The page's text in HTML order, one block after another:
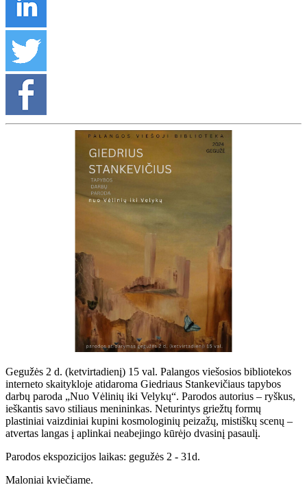
Gegužės 2 d. (ketvirtadienį) 15 val. Palangos viešosios bibliotekos
interneto skaitykloje atidaroma Giedriaus Stankevičiaus tapybos
darbų paroda „Nuo Vėlinių iki Velykų“. Parodos autorius – ryškus,
ieškantis savo stiliaus menininkas. Neturintys griežtų formų
plastiniai vaizdiniai kupini kosmologinių peizažų, mistiškų scenų –
atvertas langas į aplinkai neabejingo kūrėjo dvasinį pasaulį.
Parodos ekspozicijos laikas: gegužės 2 - 31d.
Maloniai kviečiame.